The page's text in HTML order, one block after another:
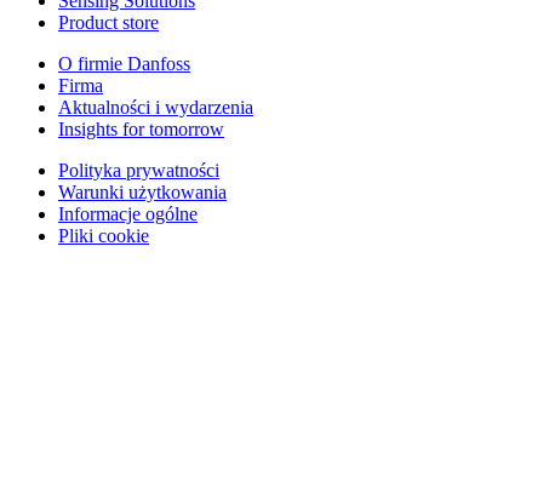
Product store
O firmie Danfoss
Firma
Aktualności i wydarzenia
Insights for tomorrow
Polityka prywatności
Warunki użytkowania
Informacje ogólne
Pliki cookie